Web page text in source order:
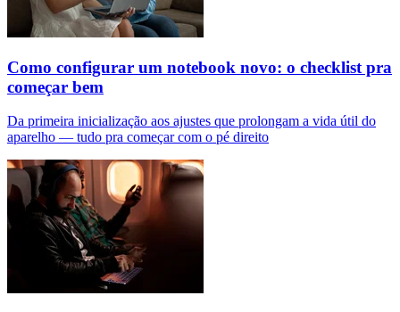
Como configurar um notebook novo: o checklist pra
começar bem
Da primeira inicialização aos ajustes que prolongam a vida útil do
aparelho — tudo pra começar com o pé direito